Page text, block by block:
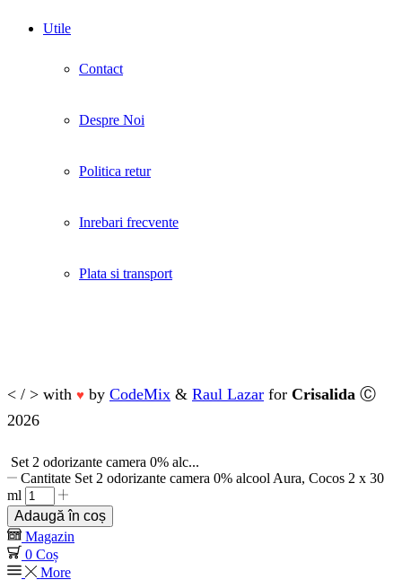
Utile
Contact
Despre Noi
Politica retur
Inrebari frecvente
Plata si transport
< / > with ♥ by CodeMix & Raul Lazar for Crisalida Ⓒ
2026
Set 2 odorizante camera 0% alc...
Cantitate Set 2 odorizante camera 0% alcool Aura, Cocos 2 x 30
ml
Adaugă în coș
Magazin
0 Coș
More